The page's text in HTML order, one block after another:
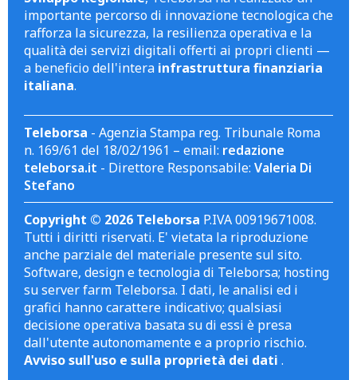
importante percorso di innovazione tecnologica che
rafforza la sicurezza, la resilienza operativa e la
qualità dei servizi digitali offerti ai propri clienti —
a beneficio dell'intera infrastruttura finanziaria
italiana.
Teleborsa - Agenzia Stampa reg. Tribunale Roma
n. 169/61 del 18/02/1961 – email: redazione
teleborsa.it - Direttore Responsabile: Valeria Di
Stefano
Copyright © 2026 Teleborsa P.IVA 00919671008.
Tutti i diritti riservati. E' vietata la riproduzione
anche parziale del materiale presente sul sito.
Software, design e tecnologia di Teleborsa; hosting
su server farm Teleborsa. I dati, le analisi ed i
grafici hanno carattere indicativo; qualsiasi
decisione operativa basata su di essi è presa
dall'utente autonomamente e a proprio rischio.
Avviso sull'uso e sulla proprietà dei dati .